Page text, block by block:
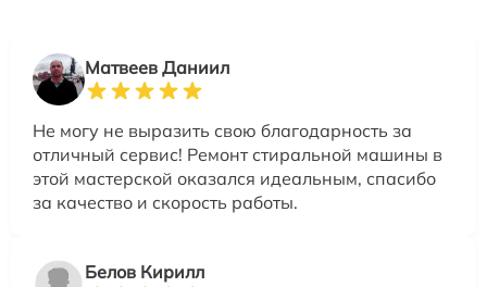
Матвеев Даниил
Не могу не выразить свою благодарность за
отличный сервис! Ремонт стиральной машины в
этой мастерской оказался идеальным, спасибо
за качество и скорость работы.
Белов Кирилл